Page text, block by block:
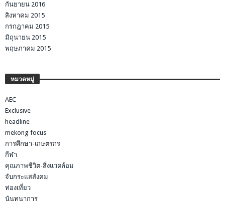
กันยายน 2016
สิงหาคม 2015
กรกฎาคม 2015
มิถุนายน 2015
พฤษภาคม 2015
หมวดหมู่
AEC
Exclusive
headline
mekong focus
การศึกษา-เกษตรกร
กีฬา
คุณภาพชีวิต-สิ่งแวดล้อม
จับกระแสสังคม
ท่องเที่ยว
นันทนาการ